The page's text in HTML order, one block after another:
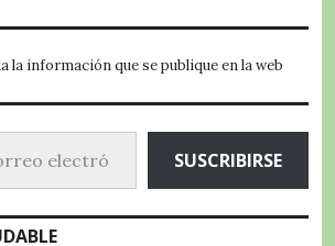
la información que se publique en la web
SUSCRIBIRSE